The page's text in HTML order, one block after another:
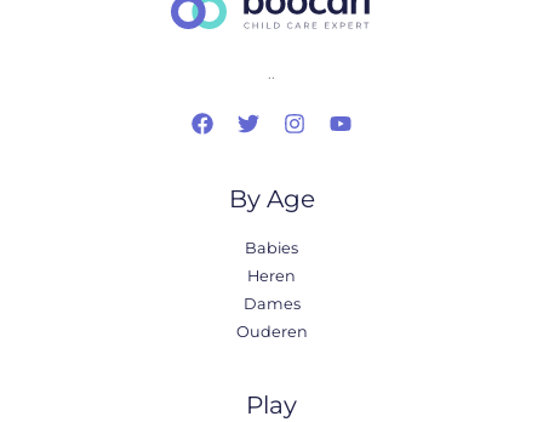
..
By Age
Babies
Heren
Dames
Ouderen
Play